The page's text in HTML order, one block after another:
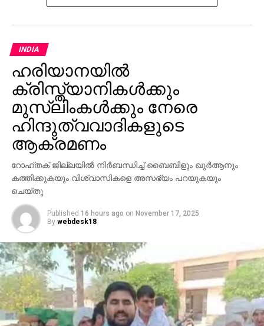
സമുദായത്തില്‍ നിന്നുള്ള ഒരു മുതിര്‍ന്ന
ഉദ്യോഗസ്ഥനും ഉള്‍പ്പെടും. കൂടാതെ, മരിച്ച ഓരോ
തീര്‍ഥാടകരുടെയും കുടുംബത്തില്‍ നിന്ന് രണ്ട്
അംഗങ്ങളെ വീതം തെലങ്കാന സര്‍ക്കാറിന്റെ ചെലവില്‍
സൗദിയിലേക്ക് കൊണ്ടുപോകുന്നതിനുള്ള
ക്രമീകരണങ്ങളും ഒരുക്കുന്നുണ്ട്.
INDIA
ഹരിയാനയില്‍
ക്രിസ്ത്യാനികള്‍ക്കും
മുസ്‌ലിംകള്‍ക്കും നേരെ
ഹിന്ദുത്വവാദികളുടെ
ആക്രമണം
റോഹ്തക് ജില്ലയില്‍ നിര്‍ബന്ധിച്ച് ബൈബിളും ഖുര്‍ആനും
കത്തിക്കുകയും വിശ്വാസികളെ അസഭ്യം പറയുകയും
ചെയ്തു
Published 16 hours ago on November 17, 2025
By webdesk18